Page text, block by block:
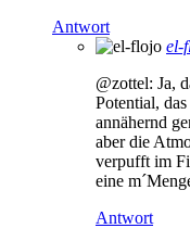
Antwort
el-
@zottel: Ja,
Potential,
annähernd
aber die
verpufft im
eine
Antwort